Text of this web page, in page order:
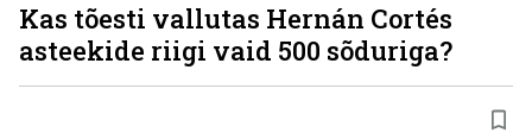
Kas tõesti vallutas Hernán Cortés
asteekide riigi vaid 500 sõduriga?